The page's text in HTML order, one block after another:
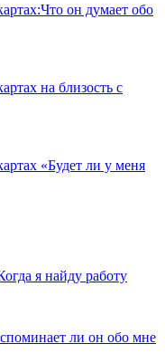
он думает обо
на близость с
«Будет ли у меня
я найду работу
ли он обо мне